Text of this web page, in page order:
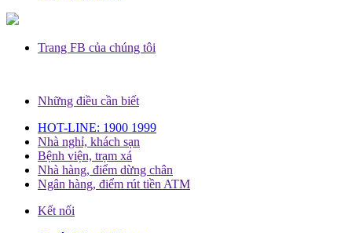
Trang FB của chúng tôi
Những điều cần biết
HOT-LINE: 1900 1999
Nhà nghỉ, khách sạn
Bệnh viện, trạm xá
Nhà hàng, điểm dừng chân
Ngân hàng, điểm rút tiền ATM
Kết nối